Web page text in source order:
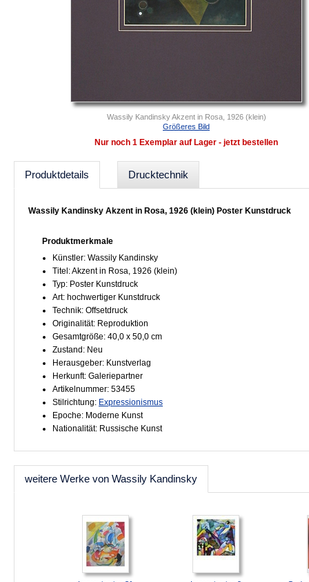
Wassily Kandinsky Akzent in Rosa, 1926 (klein)
Größeres Bild
Nur noch 1 Exemplar auf Lager - jetzt bestellen
Produktdetails Drucktechnik
Wassily Kandinsky Akzent in Rosa, 1926 (klein) Poster Kunstdruck
Produktmerkmale
Künstler: Wassily Kandinsky
Titel: Akzent in Rosa, 1926 (klein)
Typ: Poster Kunstdruck
Art: hochwertiger Kunstdruck
Technik: Offsetdruck
Originalität: Reproduktion
Gesamtgröße: 40,0 x 50,0 cm
Zustand: Neu
Herausgeber: Kunstverlag
Herkunft: Galeriepartner
Artikelnummer: 53455
Stilrichtung: Expressionismus
Epoche: Moderne Kunst
Nationalität: Russische Kunst
weitere Werke von Wassily Kandinsky